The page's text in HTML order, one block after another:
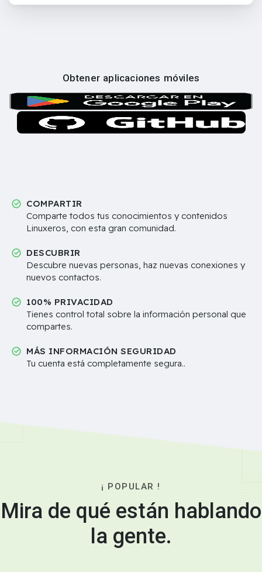
Obtener aplicaciones móviles
COMPARTIR
Comparte todos tus conocimientos y contenidos
Linuxeros, con esta gran comunidad.
DESCUBRIR
Descubre nuevas personas, haz nuevas conexiones y
nuevos contactos.
100% PRIVACIDAD
Tienes control total sobre la información personal que
compartes.
MÁS INFORMACIÓN SEGURIDAD
Tu cuenta está completamente segura..
¡ POPULAR !
Mira de qué están hablando
la gente.